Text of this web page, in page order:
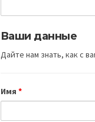
Ваши данные
Дайте нам знать, как с
Имя *